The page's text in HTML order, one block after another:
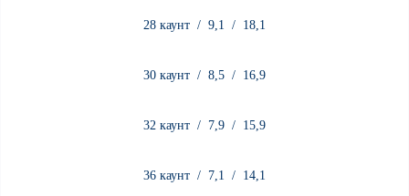
28 каунт / 9,1 / 18,1
30 каунт / 8,5 / 16,9
32 каунт / 7,9 / 15,9
36 каунт / 7,1 / 14,1